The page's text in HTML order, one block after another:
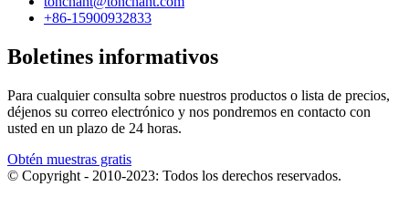
+86-15900932833
Boletines informativos
Para cualquier consulta sobre nuestros productos o lista de precios,
déjenos su correo electrónico y nos pondremos en contacto con
usted en un plazo de 24 horas.
Obtén muestras gratis
© Copyright - 2010-2023: Todos los derechos reservados.